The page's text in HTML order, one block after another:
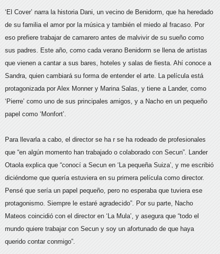
‘El Cover’ narra la historia Dani, un vecino de Benidorm, que ha heredado
de su familia el amor por la música y también el miedo al fracaso. Por
eso prefiere trabajar de camarero antes de malvivir de su sueño como
sus padres. Este año, como cada verano Benidorm se llena de artistas
que vienen a cantar a sus bares, hoteles y salas de fiesta. Ahí conoce a
Sandra, quien cambiará su forma de entender el arte. La película está
protagonizada por Alex Monner y Marina Salas, y tiene a Lander, como
‘Pierre’ como uno de sus principales amigos, y a Nacho en un pequeño
papel como ‘Monfort’.
Para llevarla a cabo, el director se ha r se ha rodeado de profesionales
que “en algún momento han trabajado o colaborado con Secun”. Lander
Otaola explica que “conocí a Secun en ‘La pequeña Suiza’, y me escribió
diciéndome que quería estuviera en su primera película como director.
Pensé que sería un papel pequeño, pero no esperaba que tuviera ese
protagonismo. Siempre le estaré agradecido”. Por su parte, Nacho
Mateos coincidió con el director en ‘La Mula’, y asegura que “todo el
mundo quiere trabajar con Secun y soy un afortunado de que haya
querido contar conmigo”.